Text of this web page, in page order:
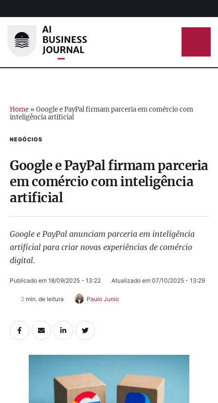
Home » Google e PayPal firmam parceria em comércio com
inteligência artificial
NEGÓCIOS
Google e PayPal firmam parceria
em comércio com inteligência
artificial
Google e PayPal anunciam parceria em inteligência
artificial para criar novas experiências de comércio
digital.
Publicado em 18/09/2025 - 13:22 Atualizado em 07/10/2025 - 13:29
2 min. de leitura Paulo Junio